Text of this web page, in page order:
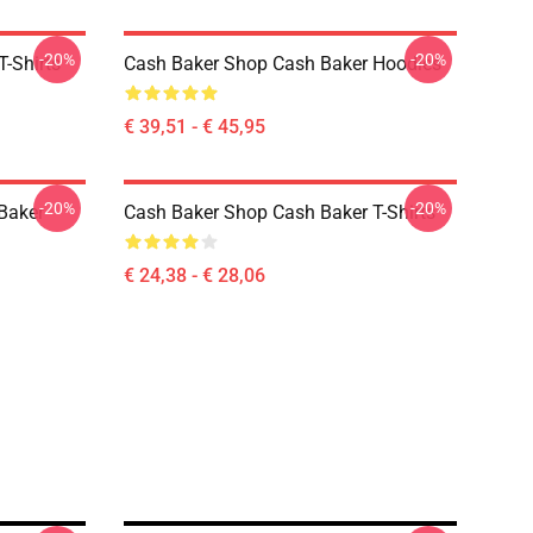
Shirts
-20% Cash Baker Shop Cash Baker Hoodies
€ 39,51 - € 45,95
-20%
-20% Cash Baker Shop Cash Baker T-Shirts
€ 24,38 - € 28,06
-20%